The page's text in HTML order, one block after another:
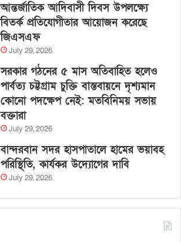
আন্তর্জাতিক আদিবাসী দিবস উপলক্ষ্যে
বিতর্ক প্রতিযোগীতার আয়োজন করেছে
জিএসএফ
July 29, 2026
সরকার গঠনের ৫ মাস অতিবাহিত হলেও
পার্বত্য চট্টগ্রাম চুক্তি বাস্তবায়নে দৃশ্যমান
কোনো পদক্ষেপ নেই: মতবিনিময় সভায়
বক্তারা
July 29, 2026
বান্দরবান সদর হাসপাতালে হামের ভয়াবহ
পরিস্থিতি, কার্যকর উদ্যোগের দাবি
July 29, 2026